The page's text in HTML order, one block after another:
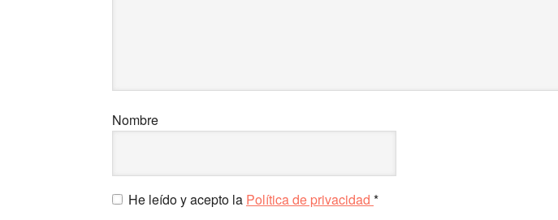
Nombre
He leído y acepto la Política de privacidad *